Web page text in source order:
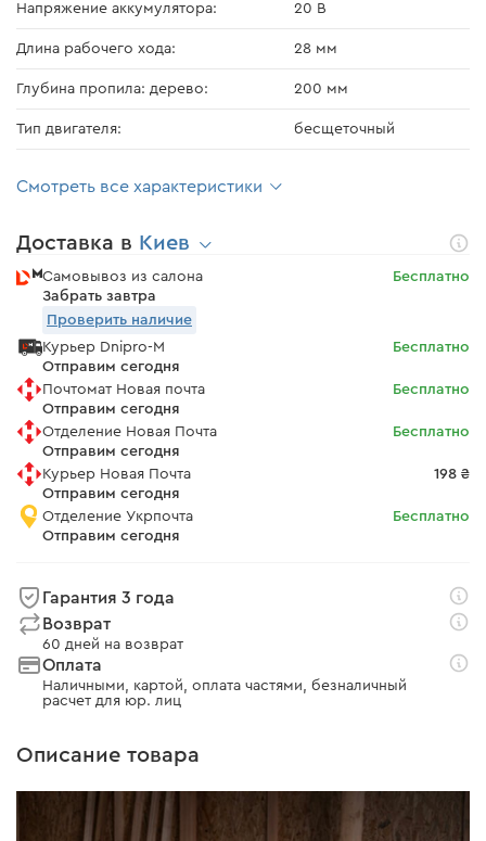
Напряжение аккумулятора: 20 В
Длина рабочего хода: 28 мм
Глубина пропила: дерево: 200 мм
Тип двигателя: бесщеточный
Смотреть все характеристики
Доставка в Киев
Самовывоз из салона
Забрать завтра
Бесплатно
Проверить наличие
Курьер Dnipro-M
Отправим сегодня
Бесплатно
Почтомат Новая почта
Отправим сегодня
Бесплатно
Отделение Новая Почта
Отправим сегодня
Бесплатно
Курьер Новая Почта
Отправим сегодня
198 ₴
Отделение Укрпочта
Отправим сегодня
Бесплатно
Гарантия 3 года
Возврат
60 дней на возврат
Оплата
Наличными, картой, оплата частями, безналичный
расчет для юр. лиц
Описание товара